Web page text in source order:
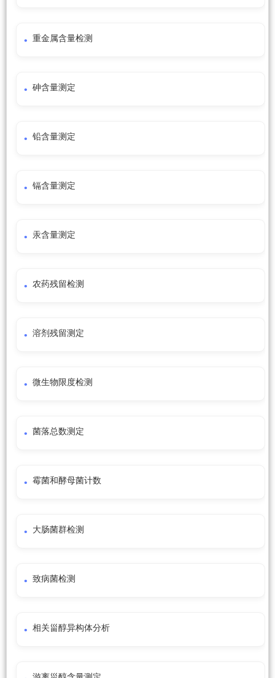
重金属含量检测
砷含量测定
铅含量测定
镉含量测定
汞含量测定
农药残留检测
溶剂残留测定
微生物限度检测
菌落总数测定
霉菌和酵母菌计数
大肠菌群检测
致病菌检测
相关甾醇异构体分析